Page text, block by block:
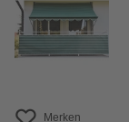
Merken